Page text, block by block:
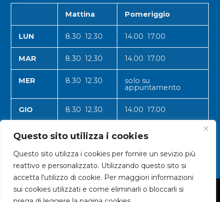
Questo sito utilizza i cookies
Questo sito utilizza i cookies per fornire un sevizio più
reattivo e personalizzato. Utilizzando questo sito si
accetta l'utilizzo di cookie. Per maggiori informazioni
sui cookies utilizzati e come eliminarli o bloccarli si
Mattina Pomeriggio
LUN 8.30 12.30 14.00 17.00
MAR 8.30 12.30 14.00 17.00
MER 8.30 12.30 solo su
appuntamento
GIO 8.30 12.30 14.00 17.00
VEN 8.30 12.30 14.00 17.00